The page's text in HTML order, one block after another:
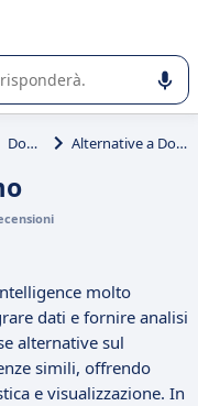
di un
Domo Alternative a Domo
molto
dati e fornire analisi
alternative sul
simili, offrendo
e visualizzazione. In